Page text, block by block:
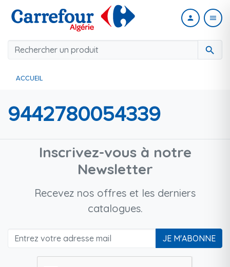
search
person menu
ACCUEIL
9442780054339
Inscrivez-vous à notre
Newsletter
Recevez nos offres et les derniers
catalogues.
JE M'ABONNE